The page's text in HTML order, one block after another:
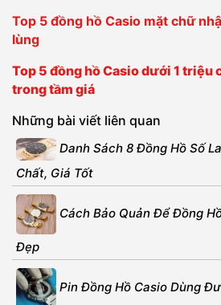
Top 5 đồng hồ Casio mặt chữ
lùng
Top 5 đồng hồ Casio dưới 1
trong tầm giá
Những bài viết liên quan
Danh Sách 8 Đồng Hồ Số
Chất, Giá Tốt
Cách Bảo Quản Để Đồng
Đẹp
Pin Đồng Hồ Casio Dùng